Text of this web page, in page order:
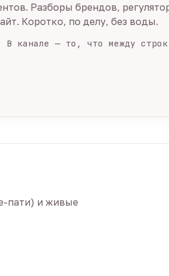
Разборы брендов,
Коротко, по делу, без воды.
В канале — то, что между
пати) и живые